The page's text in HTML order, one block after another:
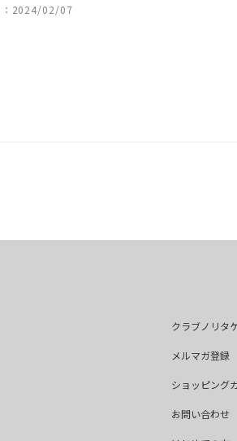
2024/02/07
クラブノリタ
メルマガ登録
ショッピング
お問い合わせ